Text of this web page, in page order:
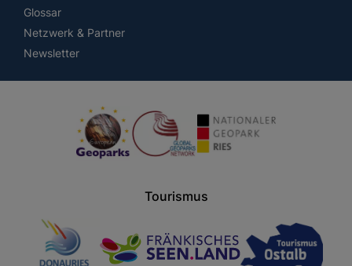
Glossar
Netzwerk & Partner
Newsletter
Tourismus